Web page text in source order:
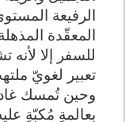
الرفيعة
المعقّدة
للسفر إلا
تعبير لغويّ
وحين تُمسك
بعالمةٍ مُكبّةٍ